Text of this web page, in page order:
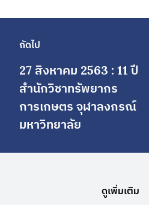
ถัดไป
27 สิงหาคม 2563 : 11 ปี
สำนักวิชาทรัพยากร
การเกษตร จุฬาลงกรณ์
มหาวิทยาลัย
ดูเพิ่มเติม